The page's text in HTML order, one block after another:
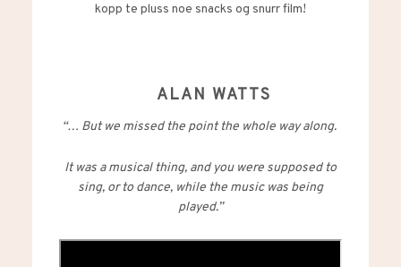
kopp te pluss noe snacks og snurr film!
ALAN WATTS
“… But we missed the point the whole way along.
It was a musical thing, and you were supposed to
sing, or to dance, while the music was being
played.”